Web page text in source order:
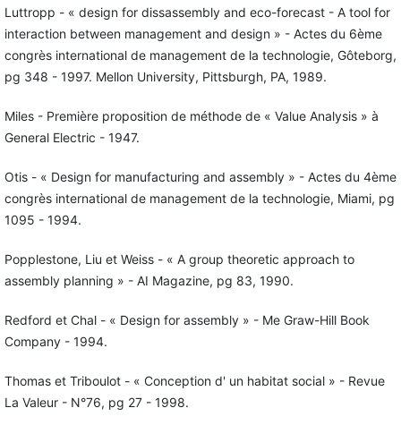
Luttropp - « design for dissassembly and eco-forecast - A tool for
interaction between management and design » - Actes du 6ème
congrès international de management de la technologie, Gôteborg,
pg 348 - 1997. Mellon University, Pittsburgh, PA, 1989.
Miles - Première proposition de méthode de « Value Analysis » à
General Electric - 1947.
Otis - « Design for manufacturing and assembly » - Actes du 4ème
congrès international de management de la technologie, Miami, pg
1095 - 1994.
Popplestone, Liu et Weiss - « A group theoretic approach to
assembly planning » - AI Magazine, pg 83, 1990.
Redford et Chal - « Design for assembly » - Me Graw-Hill Book
Company - 1994.
Thomas et Triboulot - « Conception d' un habitat social » - Revue
La Valeur - N°76, pg 27 - 1998.